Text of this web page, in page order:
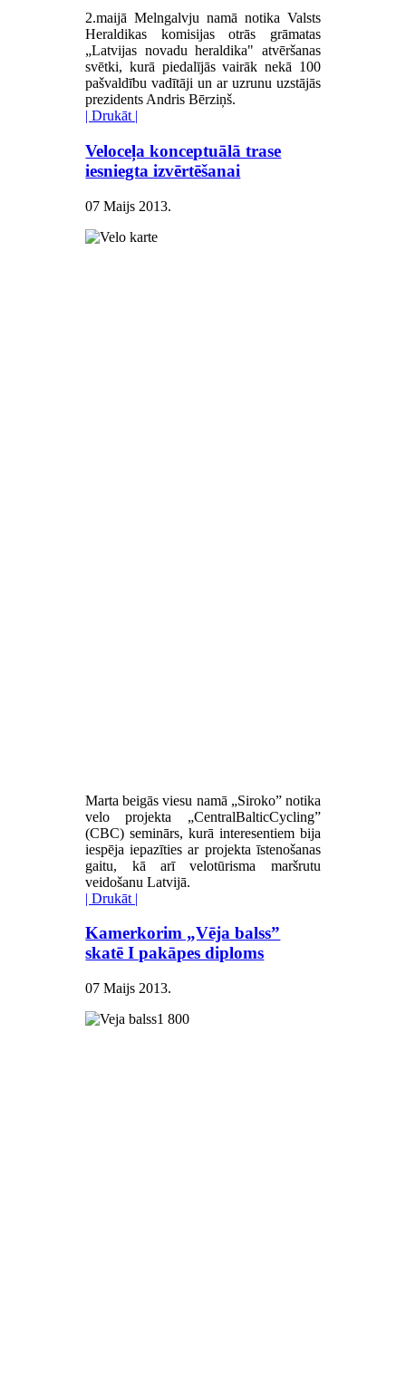
2.maijā Melngalvju namā notika Valsts
Heraldikas komisijas otrās grāmatas
„Latvijas novadu heraldika" atvēršanas
svētki, kurā piedalījās vairāk nekā 100
pašvaldību vadītāji un ar uzrunu uzstājās
prezidents Andris Bērziņš.
| Drukāt |
Veloceļa konceptuālā trase
iesniegta izvērtēšanai
07 Maijs 2013.
Marta beigās viesu namā „Siroko” notika
velo projekta „CentralBalticCycling”
(CBC) seminārs, kurā interesentiem bija
iespēja iepazīties ar projekta īstenošanas
gaitu, kā arī velotūrisma maršrutu
veidošanu Latvijā.
| Drukāt |
Kamerkorim „Vēja balss”
skatē I pakāpes diploms
07 Maijs 2013.